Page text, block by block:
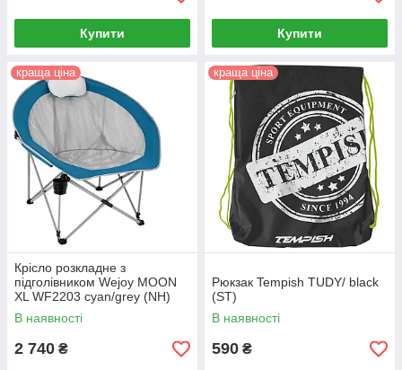
Купити Купити
краща ціна
Крісло розкладне з
підголівником Wejoy MOON
XL WF2203 cyan/grey (NH)
В наявності
2 740 ₴
краща ціна
Рюкзак Tempish TUDY/ black
(ST)
В наявності
590 ₴